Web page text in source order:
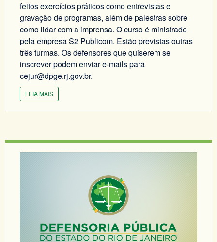
feitos exercícios práticos como entrevistas e
gravação de programas, além de palestras sobre
como lidar com a imprensa. O curso é ministrado
pela empresa S2 Publicom. Estão previstas outras
três turmas. Os defensores que quiserem se
inscrever podem enviar e-mails para
cejur@dpge.rj.gov.br.
LEIA MAIS